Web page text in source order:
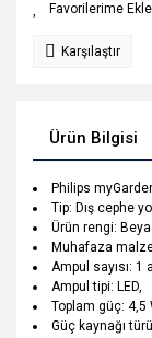
Karşılaştır
Ürün Bilgisi
Philips
Tip: Dış cephe
Ürün rengi:
Muhafaza
Ampul sayısı: 1
Ampul tipi: LED,
Toplam güç: 4,5
Güç kaynağı